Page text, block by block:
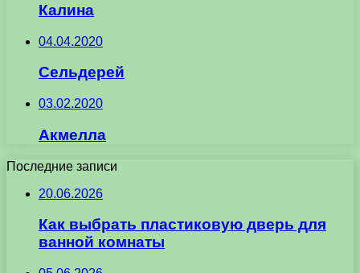
Калина
04.04.2020
Сельдерей
03.02.2020
Акмелла
Последние записи
20.06.2026
Как выбрать пластиковую дверь для
ванной комнаты